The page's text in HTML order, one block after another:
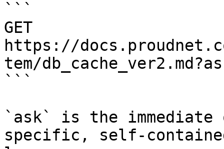
```
GET
https://
tem/
```
`ask` is the
specific, self-